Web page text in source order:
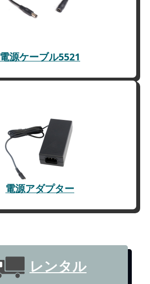
電源ケーブル5521
電源アダプター
レンタル